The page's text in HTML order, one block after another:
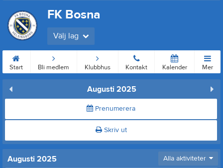
FK Bosna
Välj lag
Start Bli medlem Klubbhus Kontakt Kalender Mer
Augusti 2025
Prenumerera
Skriv ut
Augusti 2025 Alla aktiviteter